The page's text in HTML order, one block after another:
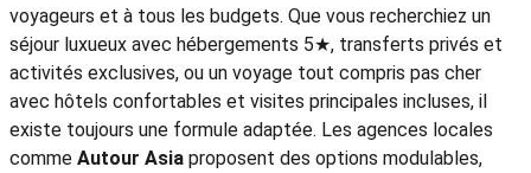
voyageurs et à tous les budgets. Que vous recherchiez un
séjour luxueux avec hébergements 5★, transferts privés et
activités exclusives, ou un voyage tout compris pas cher
avec hôtels confortables et visites principales incluses, il
existe toujours une formule adaptée. Les agences locales
comme Autour Asia proposent des options modulables,